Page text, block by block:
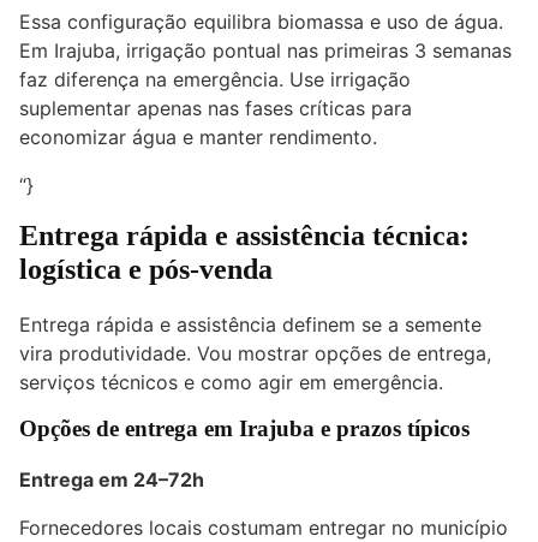
Essa configuração equilibra biomassa e uso de água.
Em Irajuba, irrigação pontual nas primeiras 3 semanas
faz diferença na emergência. Use irrigação
suplementar apenas nas fases críticas para
economizar água e manter rendimento.
“}
Entrega rápida e assistência técnica:
logística e pós-venda
Entrega rápida e assistência definem se a semente
vira produtividade. Vou mostrar opções de entrega,
serviços técnicos e como agir em emergência.
Opções de entrega em Irajuba e prazos típicos
Entrega em 24–72h
Fornecedores locais costumam entregar no município